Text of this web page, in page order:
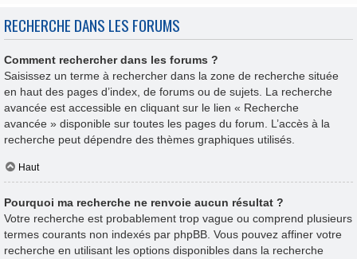
RECHERCHE DANS LES FORUMS
Comment rechercher dans les forums ?
Saisissez un terme à rechercher dans la zone de recherche située
en haut des pages d’index, de forums ou de sujets. La recherche
avancée est accessible en cliquant sur le lien « Recherche
avancée » disponible sur toutes les pages du forum. L’accès à la
recherche peut dépendre des thèmes graphiques utilisés.
Haut
Pourquoi ma recherche ne renvoie aucun résultat ?
Votre recherche est probablement trop vague ou comprend plusieurs
termes courants non indexés par phpBB. Vous pouvez affiner votre
recherche en utilisant les options disponibles dans la recherche